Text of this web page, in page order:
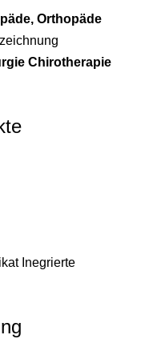
Orthopäde
Chirotherapie
Inegrierte